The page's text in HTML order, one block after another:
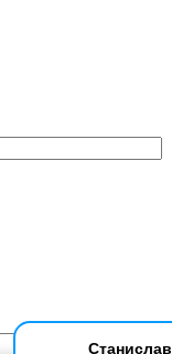
Станислав